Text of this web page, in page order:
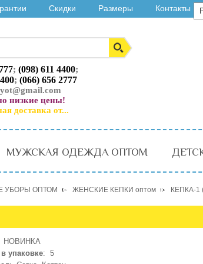
Скидки Размеры Контакты
; (098) 611 4400;
; (066) 656 2777
низкие цены!
доставка от...
МУЖСКАЯ ОДЕЖДА ОПТОМ
УБОРЫ ОПТОМ ЖЕНСКИЕ КЕПКИ оптом КЕПКА-1
НОВИНКА
упаковке: 5